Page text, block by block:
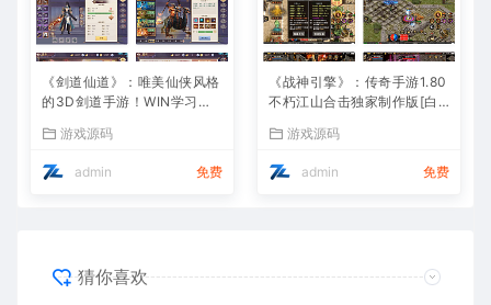
《剑道仙道》：唯美仙侠风格
的3D剑道手游！WIN学习手
视频教程全解析
游戏源码
admin 免费
《战神引擎》：传奇手游1.80
不朽江山合击独家制作版[白
游戏源码
admin 免费
猜你喜欢